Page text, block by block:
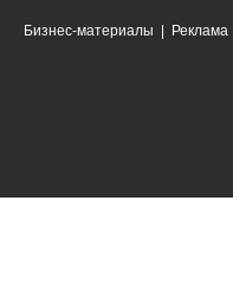
Бизнес-материалы Реклама